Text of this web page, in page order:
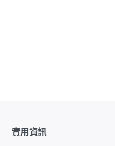
實用資訊